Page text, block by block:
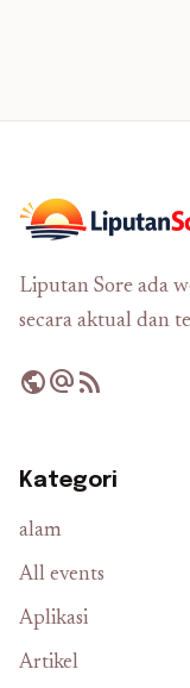
Liputan Sore ada
secara aktual dan
publicalternate_emailrss_feed
Kategori
alam
All events
Aplikasi
Artikel